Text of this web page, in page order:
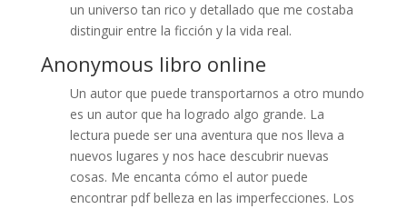
un universo tan rico y detallado que me costaba
distinguir entre la ficción y la vida real.
Anonymous libro online​
Un autor que puede transportarnos a otro mundo
es un autor que ha logrado algo grande. La
lectura puede ser una aventura que nos lleva a
nuevos lugares y nos hace descubrir nuevas
cosas. Me encanta cómo el autor puede
encontrar pdf belleza en las imperfecciones. Los